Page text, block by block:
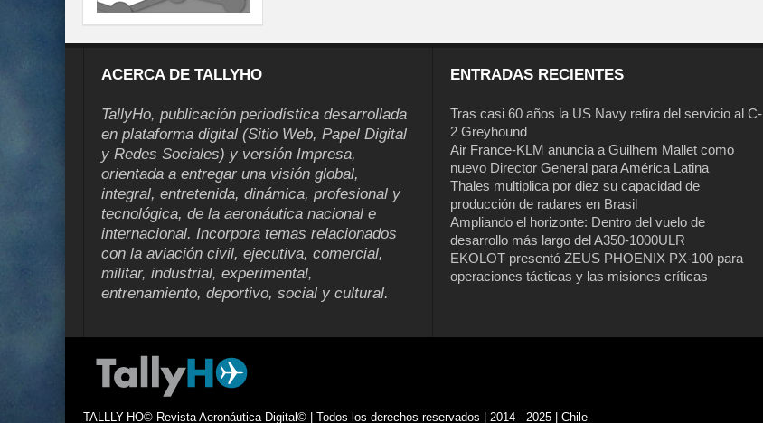
ACERCA DE TALLYHO
TallyHo, publicación periodística desarrollada
en plataforma digital (Sitio Web, Papel Digital
y Redes Sociales) y versión Impresa,
orientada a entregar una visión global,
integral, entretenida, dinámica, profesional y
tecnológica, de la aeronáutica nacional e
internacional. Incorpora temas relacionados
con la aviación civil, ejecutiva, comercial,
militar, industrial, experimental,
entrenamiento, deportivo, social y cultural.
ENTRADAS RECIENTES
Tras casi 60 años la US Navy retira del servicio al C-
2 Greyhound
Air France-KLM anuncia a Guilhem Mallet como
nuevo Director General para América Latina
Thales multiplica por diez su capacidad de
producción de radares en Brasil
Ampliando el horizonte: Dentro del vuelo de
desarrollo más largo del A350-1000ULR
EKOLOT presentó ZEUS PHOENIX PX-100 para
operaciones tácticas y las misiones críticas
TALLLY-HO© Revista Aeronáutica Digital© | Todos los derechos reservados | 2014 - 2025 | Chile